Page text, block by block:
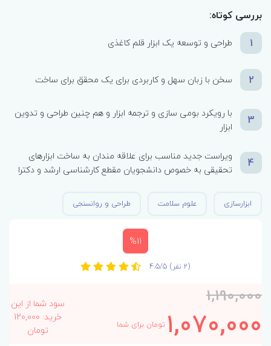
بررسی کوتاه:
1
طراحی و توسعه یک ابزار قلم کاغذی
2 سخن با زبان سهل و کاربردی برای یک محقق برای ساخت
3
با رویکرد بومی سازی و ترجمه ابزار و هم چنین طراحی و تدوین
ابزار
4
ویراست جدید مناسب برای علاقه مندان به ساخت ابزارهای
تحقیقی به خصوص دانشجویان مقطع کارشناسی ارشد و دکترا
ابزارسازی علوم سلامت طراحی و روانسنجی
%11
4.5/5 (2 نفر)
1,190,000
1,070,000 تومان برای شما
سود شما از این
خرید: 120,000
تومان